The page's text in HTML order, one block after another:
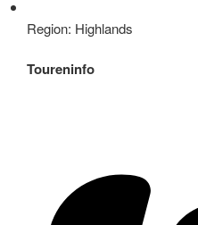
Region: Highlands
Toureninfo